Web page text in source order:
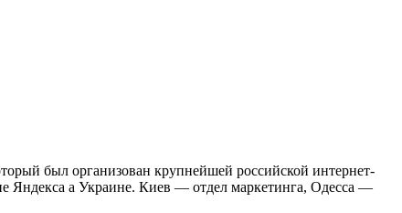
был организован крупнейшей российской интернет-
Яндекса а Украине. Киев — отдел маркетинга, Одесса —